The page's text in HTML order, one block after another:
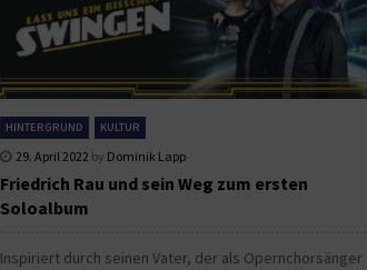
HINTERGRUND KULTUR
29. April 2022 by Dominik Lapp
Friedrich Rau und sein Weg zum ersten
Soloalbum
Inspiriert durch seinen Vater, der als Opernchorsänger